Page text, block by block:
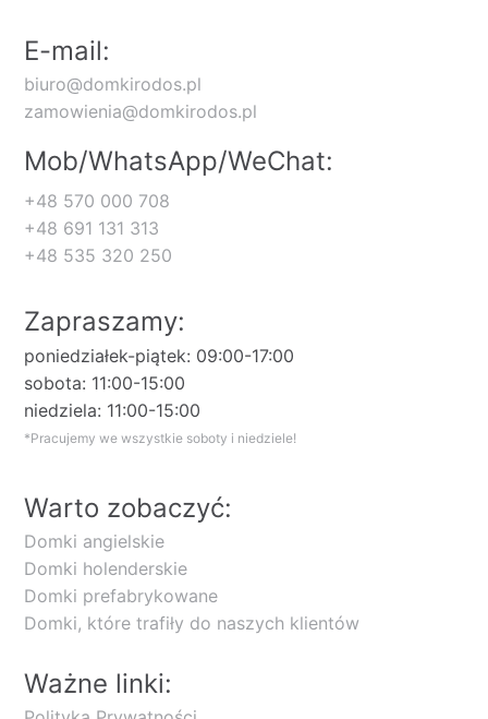
E-mail:
biuro@domkirodos.pl
zamowienia@domkirodos.pl
Mob/WhatsApp/WeChat:
+48 570 000 708
+48 691 131 313
+48 535 320 250
Zapraszamy:
poniedziałek-piątek: 09:00-17:00
sobota: 11:00-15:00
niedziela: 11:00-15:00
*Pracujemy we wszystkie soboty i niedziele!
Warto zobaczyć:
Domki angielskie
Domki holenderskie
Domki prefabrykowane
Domki, które trafiły do naszych klientów
Ważne linki: